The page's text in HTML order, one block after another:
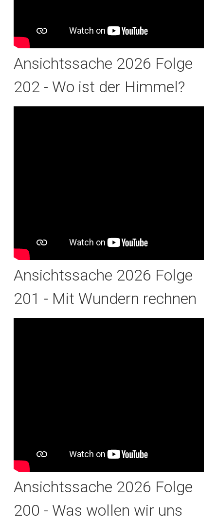
Ansichtssache 2026 Folge
202 - Wo ist der Himmel?
Ansichtssache 2026 Folge
201 - Mit Wundern rechnen
Ansichtssache 2026 Folge
200 - Was wollen wir uns